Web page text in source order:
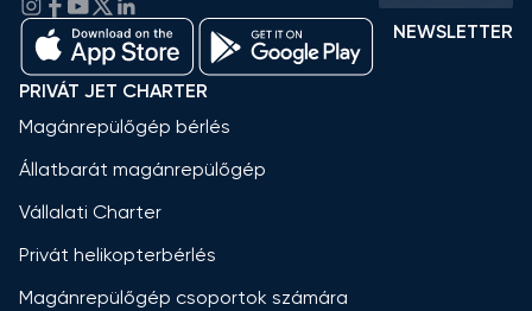
NEWSLETTER
PRIVÁT JET CHARTER
Magánrepülőgép bérlés
Állatbarát magánrepülőgép
Vállalati Charter
Privát helikopterbérlés
Magánrepülőgép csoportok számára